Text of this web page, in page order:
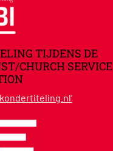
TIJDENS DE
CHURCH SERVICE